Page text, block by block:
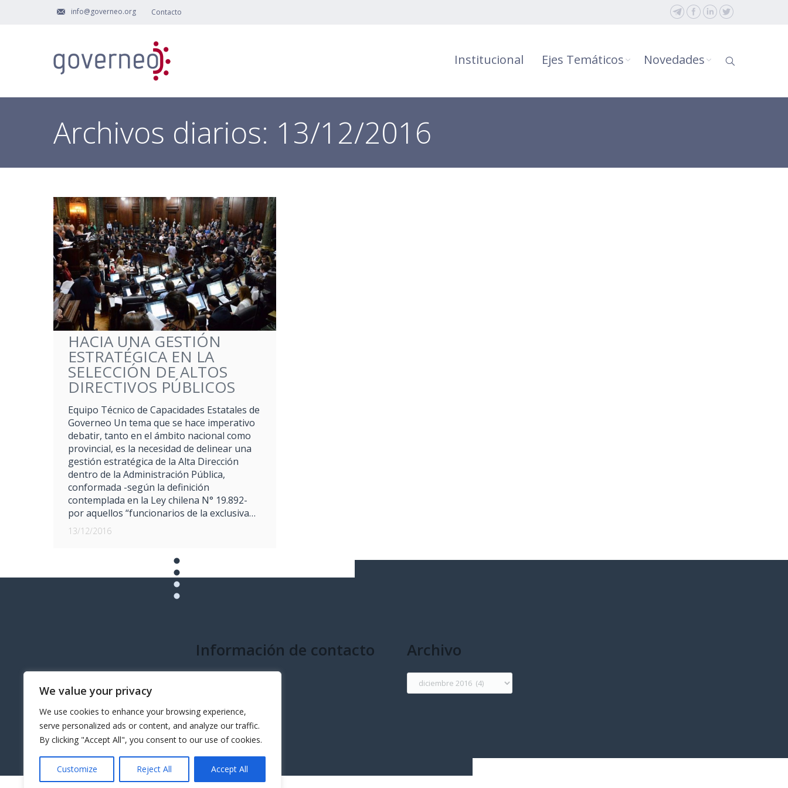
We value your privacy
We use cookies to enhance your browsing experience,
serve personalized ads or content, and analyze our traffic.
By clicking "Accept All", you consent to our use of cookies.
Customize Reject All Accept All
info@governeo.org Contacto
Institucional Ejes Temáticos Novedades
Archivos diarios: 13/12/2016
HACIA UNA GESTIÓN
ESTRATÉGICA EN LA
SELECCIÓN DE ALTOS
DIRECTIVOS PÚBLICOS
Equipo Técnico de Capacidades Estatales de
Governeo Un tema que se hace imperativo
debatir, tanto en el ámbito nacional como
provincial, es la necesidad de delinear una
gestión estratégica de la Alta Dirección
dentro de la Administración Pública,
conformada -según la definición
contemplada en la Ley chilena N° 19.892-
por aquellos “funcionarios de la exclusiva…
13/12/2016
Información de contacto Archivo
Archivo